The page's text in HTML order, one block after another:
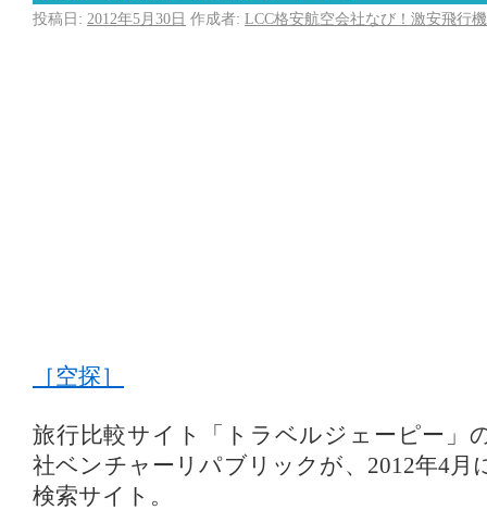
投稿日: 2012年5月30日 作成者: LCC格安航空会社なび！激安飛行
［空探］
旅行比較サイト「トラベルジェーピー」
社ベンチャーリパブリックが、2012年4月
検索サイト。